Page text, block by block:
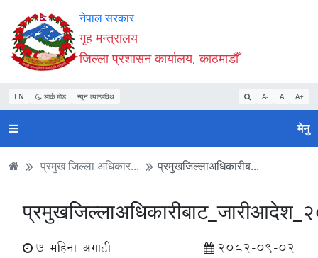
Accessibility
Mode
सुरु
गर्नुहोस्
सामाग्री
पढ्नुहाेस्
नेभिगेसन
पढ्नुहाेस्
वेबसाइट
खोजमा
जानुहोस्
नेपाल सरकार
गृह मन्त्रालय
जिल्ला प्रशासन कार्यालय, काठमाडौँ
EN डार्क मोड न्यून व्यान्डविथ A- A A+
मेनु
प्रमुख जिल्ला अधिकार... प्रमुखजिल्लाअधिकारीब...
7 महिना अगाडी 2082-09-02